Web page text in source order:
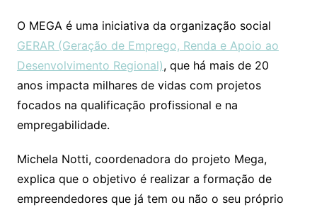
O MEGA é uma iniciativa da organização social
GERAR (Geração de Emprego, Renda e Apoio ao
Desenvolvimento Regional), que há mais de 20
anos impacta milhares de vidas com projetos
focados na qualificação profissional e na
empregabilidade.
Michela Notti, coordenadora do projeto Mega,
explica que o objetivo é realizar a formação de
empreendedores que já tem ou não o seu próprio